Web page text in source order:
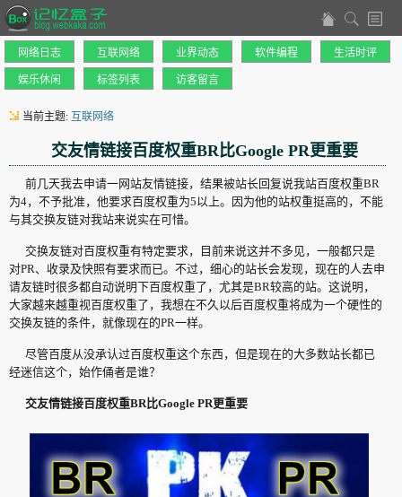
网络日志 互联网络 业界动态 软件编程 生活时评
娱乐休闲 标签列表 访客留言
当前主题: 互联网络
交友情链接百度权重BR比Google PR更重要
前几天我去申请一网站友情链接，结果被站长回复说我站百度权重BR
为4，不予批准，他要求百度权重为5以上。因为他的站权重挺高的，不能
与其交换友链对我站来说实在可惜。
交换友链对百度权重有特定要求，目前来说这并不多见，一般都只是
对PR、收录及快照有要求而已。不过，细心的站长会发现，现在的人去申
请友链时很多都自动说明下百度权重了，尤其是BR较高的站。这说明，
大家越来越重视百度权重了，我想在不久以后百度权重将成为一个硬性的
交换友链的条件，就像现在的PR一样。
尽管百度从没承认过百度权重这个东西，但是现在的大多数站长都已
经迷信这个，始作俑者是谁？
交友情链接百度权重BR比Google PR更重要